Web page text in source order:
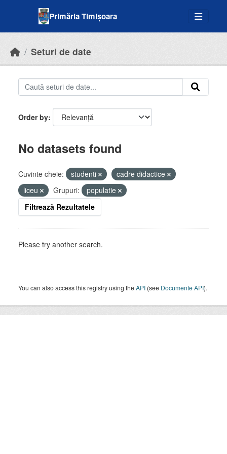
Primăria Timișoara
Seturi de date
Order by
No datasets found
Cuvinte cheie: studenti
cadre didactice
liceu
Grupuri:
populatie
Filtrează Rezultatele
Please try another search.
You can also access this registry using theAPI (see Documente API).